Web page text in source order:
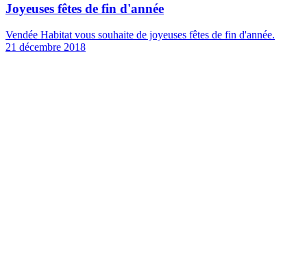
Joyeuses fêtes de fin d'année
Vendée Habitat vous souhaite de joyeuses fêtes de fin d'année.
21 décembre 2018